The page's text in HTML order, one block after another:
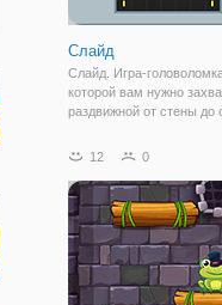
Слайд
Слайд. Игра-
которой вам нужно
раздвижной от стены до
черных дыр; они никогда
есть редактор уровней,
создавать
12 0